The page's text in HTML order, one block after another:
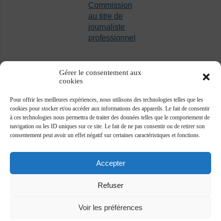
Gérer le consentement aux
cookies
Pour offrir les meilleures expériences, nous utilisons des technologies telles que les
cookies pour stocker et/ou accéder aux informations des appareils. Le fait de consentir
à ces technologies nous permettra de traiter des données telles que le comportement de
navigation ou les ID uniques sur ce site. Le fait de ne pas consentir ou de retirer son
consentement peut avoir un effet négatif sur certaines caractéristiques et fonctions.
Accepter
Refuser
Voir les préférences
Commission
au titre de
journaliste
professionnel